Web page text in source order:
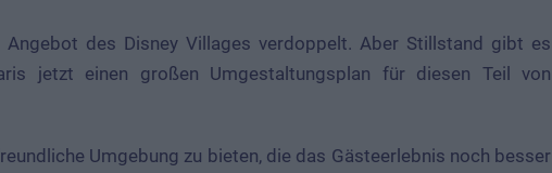
des Disney Villages verdoppelt. Aber Stillstand gibt es
jetzt einen großen Umgestaltungsplan für diesen Teil von
Umgebung zu bieten, die das Gästeerlebnis noch besser